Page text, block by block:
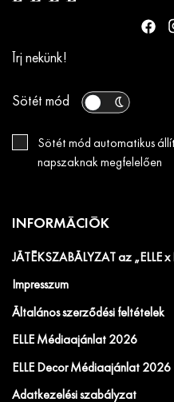
Írj nekünk!
Sötét mód
Sötét mód automatikus
napszaknak megfelelően
INFORMÁCIÓK
JÁTÉKSZABÁLYZAT az „ELLE
Impresszum
Általános szerződési feltételek
ELLE Médiaajánlat 2026
ELLE Decor Médiaajánlat 2026
Adatkezelési szabályzat